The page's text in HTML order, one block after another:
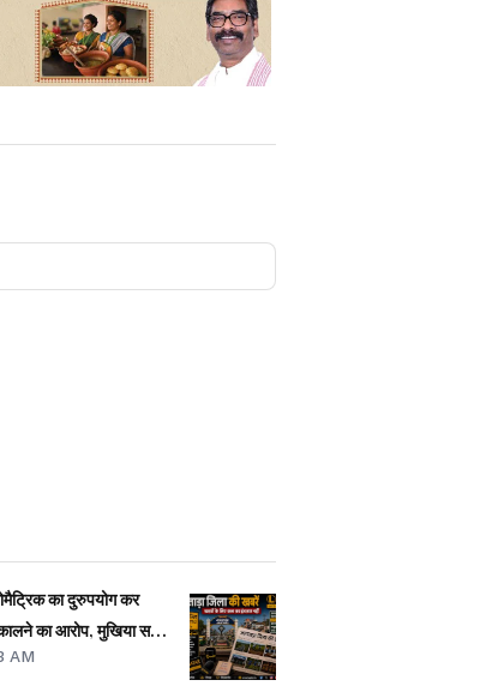
का आरोप, मुखिया समेत
AM